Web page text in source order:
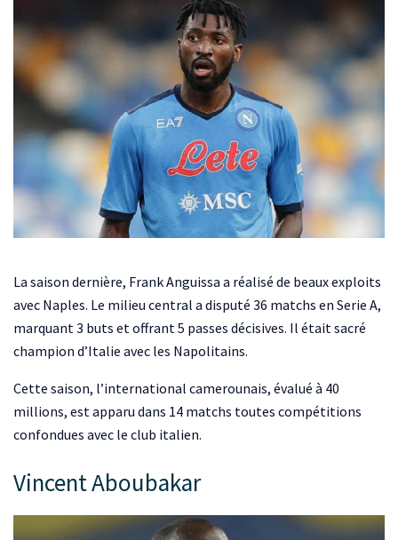
La saison dernière, Frank Anguissa a réalisé de beaux exploits
avec Naples. Le milieu central a disputé 36 matchs en Serie A,
marquant 3 buts et offrant 5 passes décisives. Il était sacré
champion d’Italie avec les Napolitains.
Cette saison, l’international camerounais, évalué à 40
millions, est apparu dans 14 matchs toutes compétitions
confondues avec le club italien.
Vincent Aboubakar